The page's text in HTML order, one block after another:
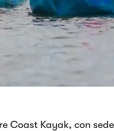
Coast Kayak, con